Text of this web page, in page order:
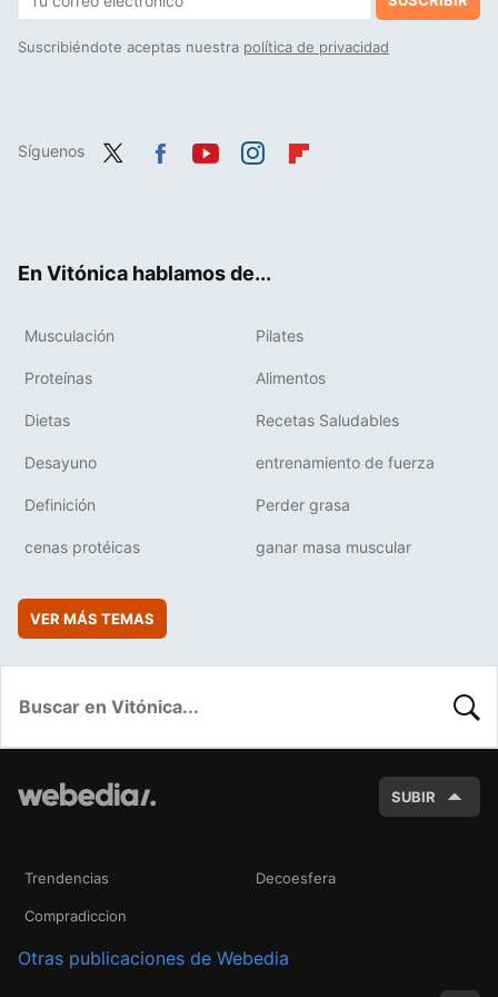
Suscribiéndote aceptas nuestra política de privacidad
Síguenos
En Vitónica hablamos de...
Musculación Pilates
Proteínas Alimentos
Dietas Recetas Saludables
Desayuno entrenamiento de fuerza
Definición Perder grasa
cenas protéicas ganar masa muscular
VER MÁS TEMAS
SUBIR
Trendencias Decoesfera
Compradiccion
Otras publicaciones de Webedia